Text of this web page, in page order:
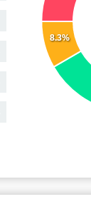
8.3%